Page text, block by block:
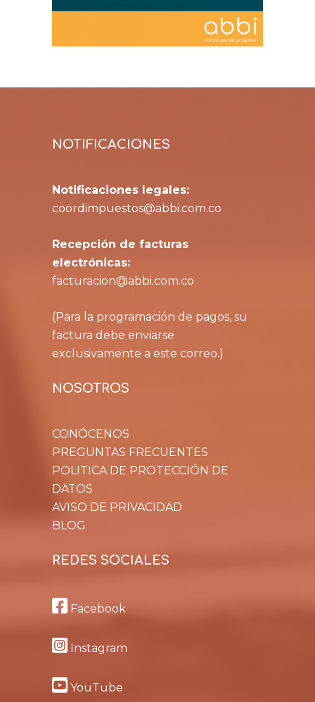
NOTIFICACIONES
Notificaciones legales:
coordimpuestos@abbi.com.co
Recepción de facturas
electrónicas:
facturacion@abbi.com.co
(Para la programación de pagos, su
factura debe enviarse
exclusivamente a este correo.)
NOSOTROS
CONÓCENOS
PREGUNTAS FRECUENTES
POLITICA DE PROTECCIÓN DE
DATOS
AVISO DE PRIVACIDAD
BLOG
REDES SOCIALES
Facebook
Instagram
YouTube